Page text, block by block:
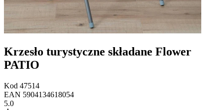
Krzesło turystyczne składane Flower
PATIO
Kod 47514
EAN 5904134618054
5.0